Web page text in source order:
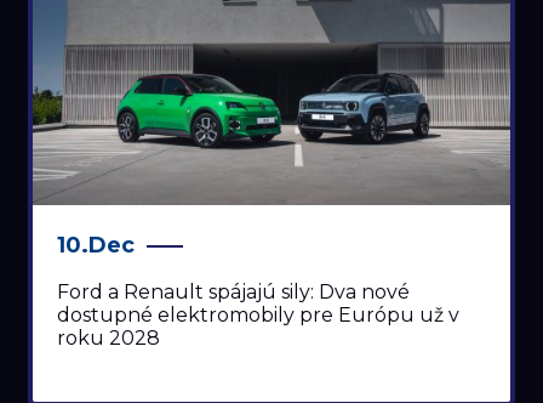
10.Dec
Ford a Renault spájajú sily: Dva nové
dostupné elektromobily pre Európu už v
roku 2028